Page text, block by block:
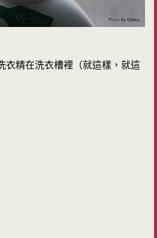
衣精在洗衣槽裡（就這樣，就這